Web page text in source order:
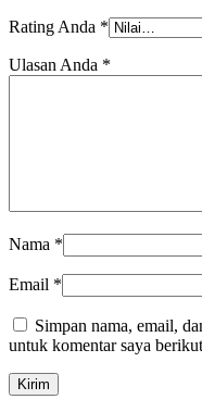
Rating Anda *
Ulasan Anda *
Nama *
Email *
Simpan nama, email,
untuk komentar saya